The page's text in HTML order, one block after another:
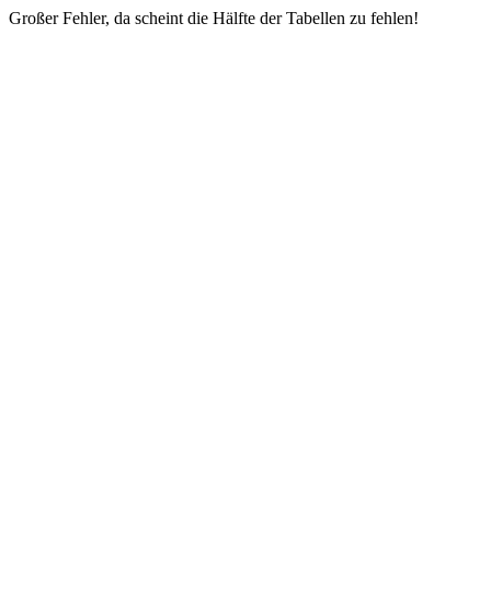
Großer Fehler, da scheint die Hälfte der Tabellen zu fehlen!